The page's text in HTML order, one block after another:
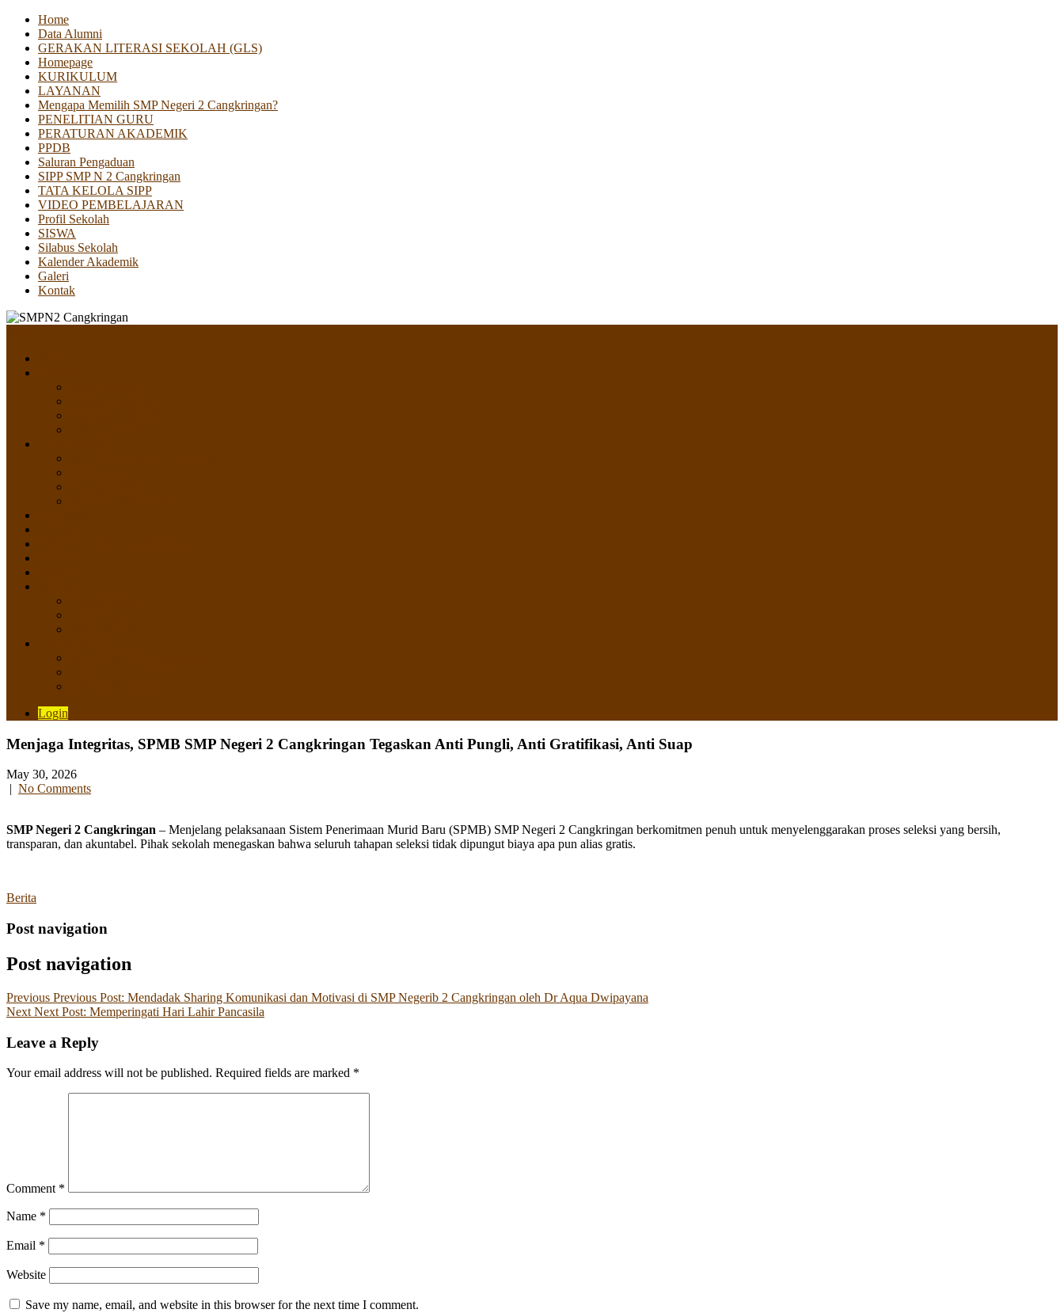
Home
Data Alumni
GERAKAN LITERASI SEKOLAH (GLS)
Homepage
KURIKULUM
LAYANAN
Mengapa Memilih SMP Negeri 2 Cangkringan?
PENELITIAN GURU
PERATURAN AKADEMIK
PPDB
Saluran Pengaduan
SIPP SMP N 2 Cangkringan
TATA KELOLA SIPP
VIDEO PEMBELAJARAN
Profil Sekolah
SISWA
Silabus Sekolah
Kalender Akademik
Galeri
Kontak
Login
Menjaga Integritas, SPMB SMP Negeri 2 Cangkringan Tegaskan Anti Pungli, Anti Gratifikasi, Anti Suap
May 30, 2026
| No Comments
SMP Negeri 2 Cangkringan – Menjelang pelaksanaan Sistem Penerimaan Murid Baru (SPMB) SMP Negeri 2 Cangkringan berkomitmen penuh untuk menyelenggarakan proses seleksi yang bersih,
transparan, dan akuntabel. Pihak sekolah menegaskan bahwa seluruh tahapan seleksi tidak dipungut biaya apa pun alias gratis.
Berita
Post navigation
Post navigation
Previous Previous Post: Mendadak Sharing Komunikasi dan Motivasi di SMP Negerib 2 Cangkringan oleh Dr Aqua Dwipayana
Next Next Post: Memperingati Hari Lahir Pancasila
Leave a Reply
Your email address will not be published. Required fields are marked *
Comment *
Name *
Email *
Website
Save my name, email, and website in this browser for the next time I comment.